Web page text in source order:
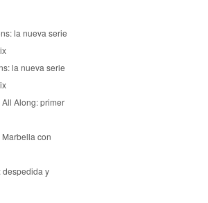
la nueva serie
la nueva serie
Along: primer
con
despedida y